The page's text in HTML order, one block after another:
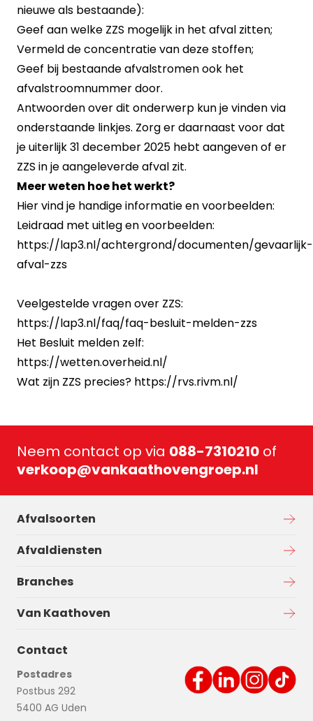
nieuwe als bestaande):
Geef aan welke ZZS mogelijk in het afval zitten;
Vermeld de concentratie van deze stoffen;
Geef bij bestaande afvalstromen ook het
afvalstroomnummer door.
Antwoorden over dit onderwerp kun je vinden via
onderstaande linkjes. Zorg er daarnaast voor dat
je uiterlijk 31 december 2025 hebt aangeven of er
ZZS in je aangeleverde afval zit.
Meer weten hoe het werkt?
Hier vind je handige informatie en voorbeelden:
Leidraad met uitleg en voorbeelden:
https://lap3.nl/achtergrond/documenten/gevaarlijk-
afval-zzs
Veelgestelde vragen over ZZS:
https://lap3.nl/faq/faq-besluit-melden-zzs
Het Besluit melden zelf:
https://wetten.overheid.nl/
Wat zijn ZZS precies? https://rvs.rivm.nl/
Neem contact op via 088-7310210 of
verkoop@vankaathovengroep.nl
Afvalsoorten
Afvaldiensten
Branches
Van Kaathoven
Contact
Postadres
Postbus 292
5400 AG Uden